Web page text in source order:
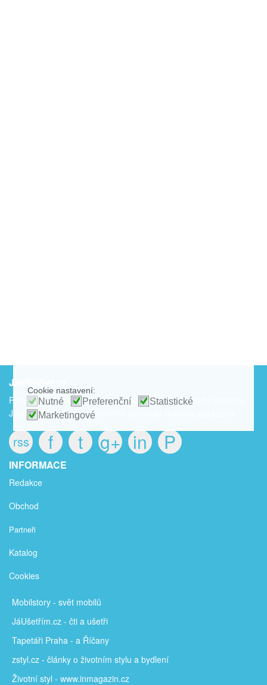
JakBydlet.cz
Portál o bydlení. Publikování nebo další šíření obsahu serveru
JakBydlet.cz je bez písemného souhlasu redakce zakázáno.
rss f t g+ in P
INFORMACE
Redakce
Obchod
Partneři
Katalog
Cookies
Mobilstory - svět mobilů
JáUšetřím.cz - čti a ušetři
Tapetáři Praha - a Říčany
zstyl.cz - články o životním stylu a bydlení
Životní styl - www.inmagazin.cz
Cookie nastavení:
Nutné Preferenční
Statistické
Marketingové